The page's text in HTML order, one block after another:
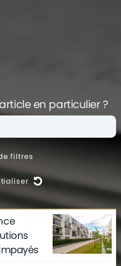
en particulier ?
filtres
archives
gouvernement
métier